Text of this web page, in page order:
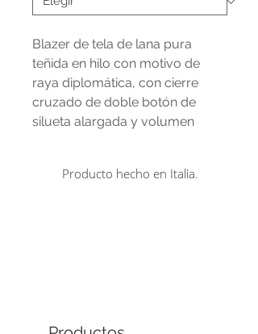
Blazer de tela de lana pura
teñida en hilo con motivo de
raya diplomática, con cierre
cruzado de doble botón de
silueta alargada y volumen
Producto hecho en Italia.